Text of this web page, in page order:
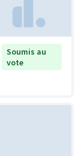
Soumis au
vote